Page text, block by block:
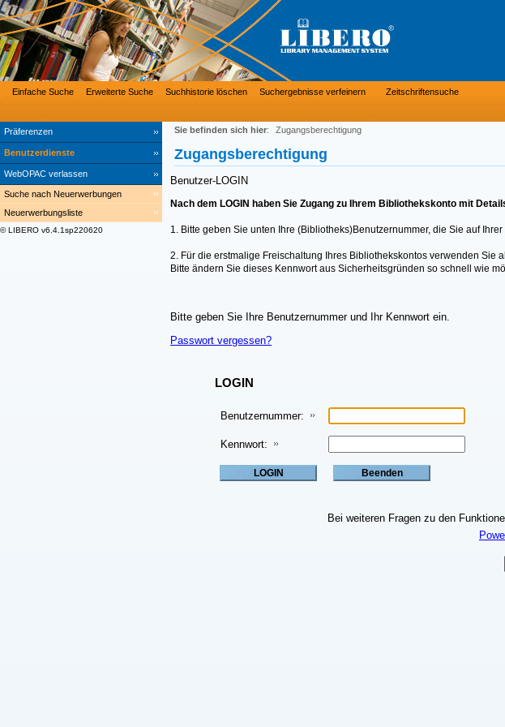
Präferenzen
Benutzerdienste
WebOPAC verlassen
Einfache Suche Erweiterte Suche Suchhistorie löschen Suchergebnisse verfeinern Zeitschriftensuche
Suche nach Neuerwerbungen
Neuerwerbungsliste
© LIBERO v6.4.1sp220620
Sie befinden sich hier: Zugangsberechtigung
Zugangsberechtigung
Benutzer-LOGIN
Nach dem LOGIN haben Sie Zugang zu Ihrem Bibliothekskonto mit
1. Bitte geben Sie unten Ihre (Bibliotheks)Benutzernummer, die Sie auf
2. Für die erstmalige Freischaltung Ihres Bibliothekskontos verwenden
Bitte ändern Sie dieses Kennwort aus Sicherheitsgründen so schnell wie
Bitte geben Sie Ihre Benutzernummer und Ihr Kennwort ein.
Passwort vergessen?
LOGIN
Benutzernummer:
Kennwort:
Bei weiteren Fragen zu den